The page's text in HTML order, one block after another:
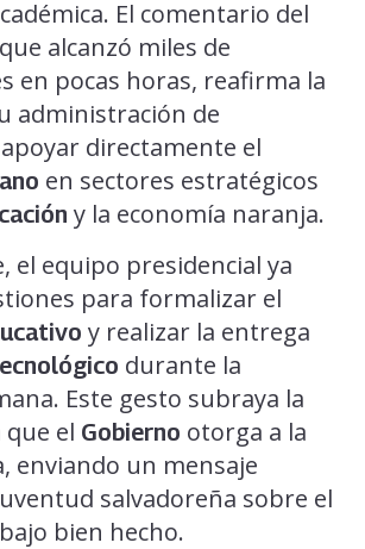
El comentario del
alcanzó miles de
en pocas horas, reafirma la
administración de
directamente el
en sectores estratégicos
y la economía naranja.
el equipo presidencial ya
para formalizar el
y realizar la entrega
durante la
Este gesto subraya la
el Gobierno otorga a la
enviando un mensaje
salvadoreña sobre el
bien hecho.